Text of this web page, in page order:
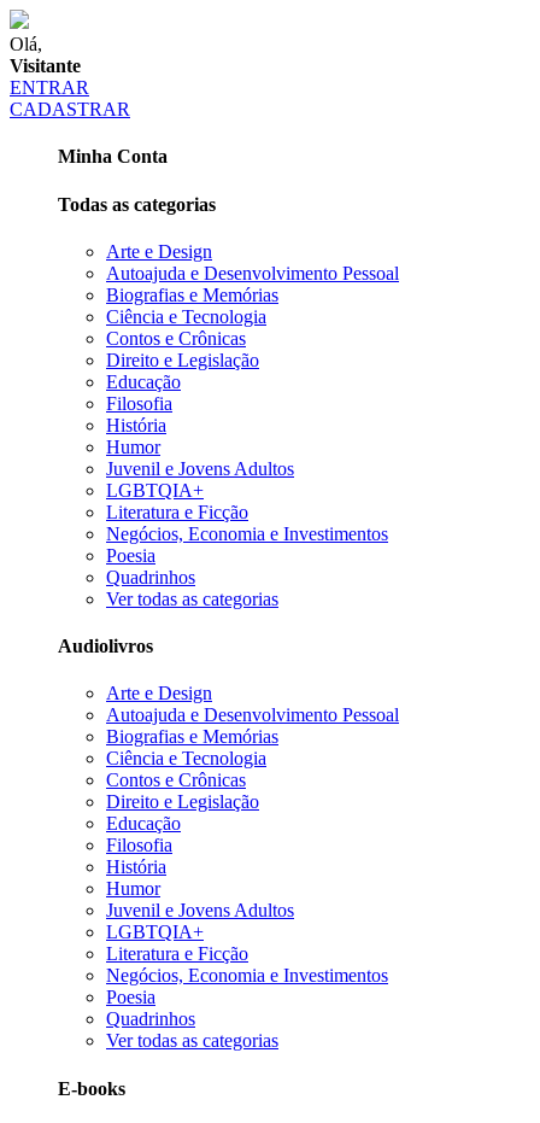
Olá,
Visitante
ENTRAR
CADASTRAR
Minha Conta
Todas as categorias
Arte e Design
Autoajuda e Desenvolvimento Pessoal
Biografias e Memórias
Ciência e Tecnologia
Contos e Crônicas
Direito e Legislação
Educação
Filosofia
História
Humor
Juvenil e Jovens Adultos
LGBTQIA+
Literatura e Ficção
Negócios, Economia e Investimentos
Poesia
Quadrinhos
Ver todas as categorias
Audiolivros
Arte e Design
Autoajuda e Desenvolvimento Pessoal
Biografias e Memórias
Ciência e Tecnologia
Contos e Crônicas
Direito e Legislação
Educação
Filosofia
História
Humor
Juvenil e Jovens Adultos
LGBTQIA+
Literatura e Ficção
Negócios, Economia e Investimentos
Poesia
Quadrinhos
Ver todas as categorias
E-books